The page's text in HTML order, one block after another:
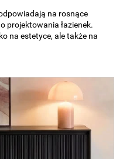
na rosnące
projektowania łazienek.
na estetyce, ale także na